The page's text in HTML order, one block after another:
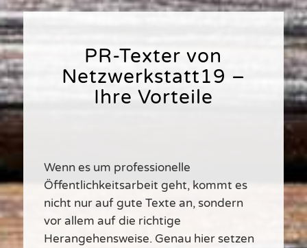
PR-Texter von
Netzwerkstatt19 –
Ihre Vorteile
Wenn es um professionelle
Öffentlichkeitsarbeit geht, kommt es
nicht nur auf gute Texte an, sondern
vor allem auf die richtige
Herangehensweise. Genau hier setzen